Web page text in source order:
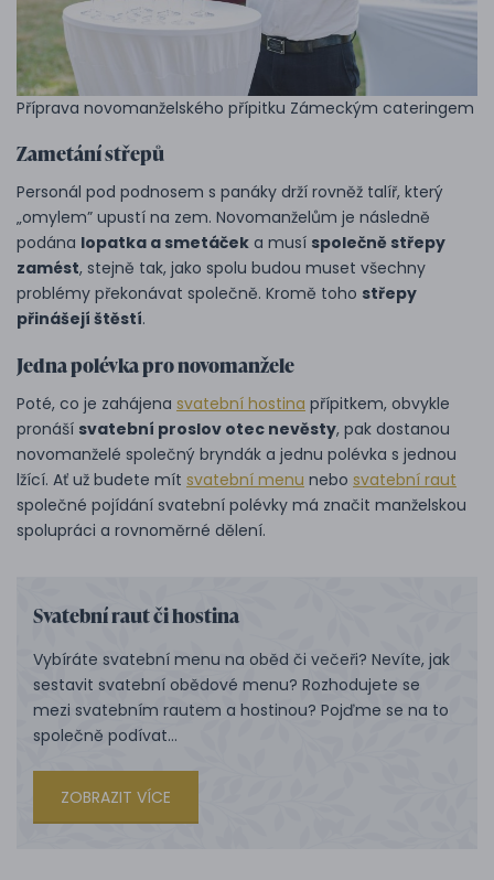
Příprava novomanželského přípitku Zámeckým cateringem
Zametání střepů
Personál pod podnosem s panáky drží rovněž talíř, který
„omylem” upustí na zem. Novomanželům je následně
podána lopatka a smetáček a musí společně střepy
zamést, stejně tak, jako spolu budou muset všechny
problémy překonávat společně. Kromě toho střepy
přinášejí štěstí.
Jedna polévka pro novomanžele
Poté, co je zahájena svatební hostina přípitkem, obvykle
pronáší svatební proslov otec nevěsty, pak dostanou
novomanželé společný bryndák a jednu polévka s jednou
lžící. Ať už budete mít svatební menu nebo svatební raut
společné pojídání svatební polévky má značit manželskou
spolupráci a rovnoměrné dělení.
Svatební raut či hostina
Vybíráte svatební menu na oběd či večeři? Nevíte, jak
sestavit svatební obědové menu? Rozhodujete se
mezi svatebním rautem a hostinou? Pojďme se na to
společně podívat...
ZOBRAZIT VÍCE